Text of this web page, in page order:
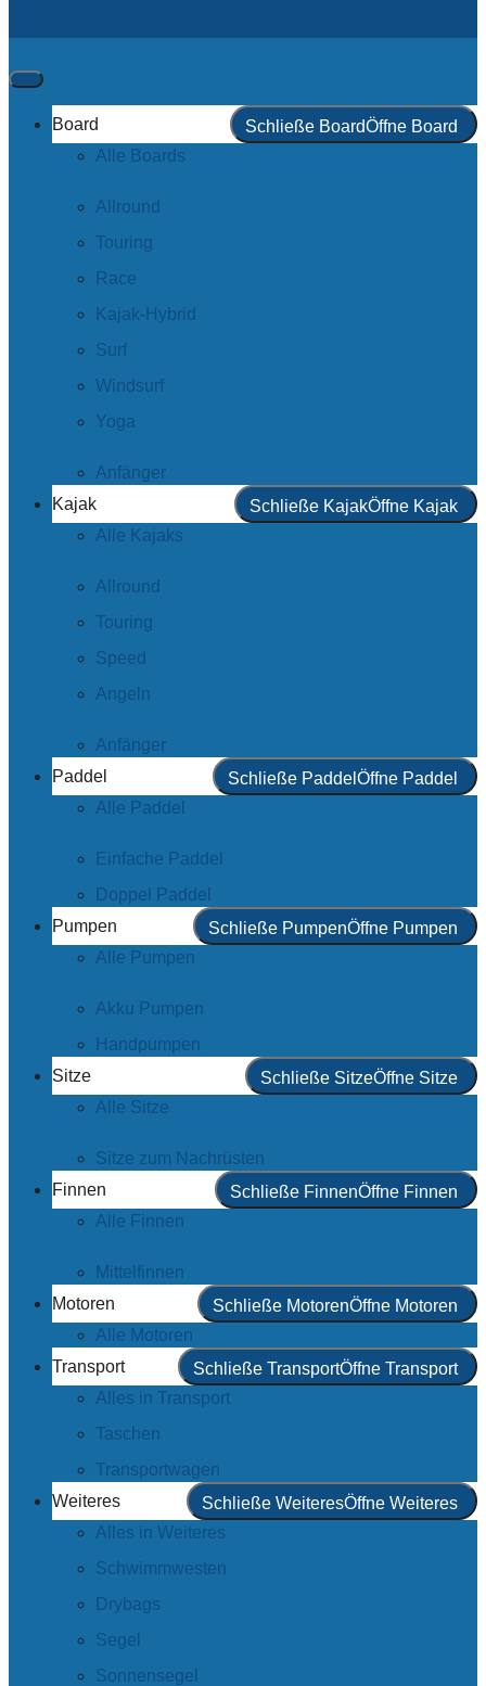
Board Schließe BoardÖffne Board
Alle Boards
Allround
Touring
Race
Kajak-Hybrid
Surf
Windsurf
Yoga
Anfänger
Kajak
Schließe KajakÖffne Kajak
Alle Kajaks
Allround
Touring
Speed
Angeln
Anfänger
Paddel
Schließe Paddel Öffne Paddel
Alle Paddel
Einfache Paddel
Doppel Paddel
Pumpen
Schließe PumpenÖffne Pumpen
Alle Pumpen
Akku Pumpen
Handpumpen
Sitze
Schließe SitzeÖffne Sitze
Alle Sitze
Sitze zum Nachrüsten
Finnen
Schließe FinnenÖffne Finnen
Alle Finnen
Mittelfinnen
Motoren
Schließe MotorenÖffne Motoren
Alle Motoren
Transport
Schließe TransportÖffne Transport
Alles in Transport
Taschen
Transportwagen
Weiteres
Schließe WeiteresÖffne Weiteres
Alles in Weiteres
Schwimmwesten
Drybags
Segel
Sonnensegel